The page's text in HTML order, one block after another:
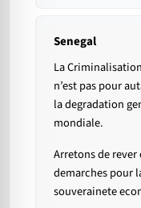
Senegal
La
n’est pas pour
la degradation
mondiale.
Arretons de
demarches pour
souverainete